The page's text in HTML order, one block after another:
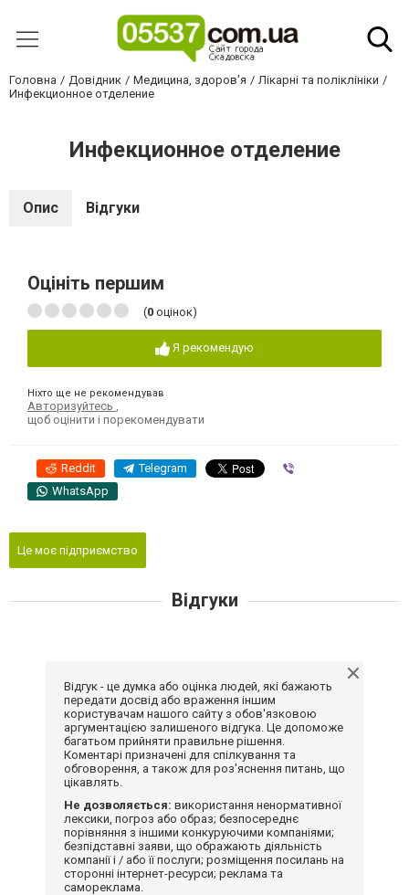
Головна Довідник Медицина, здоров'я
Лікарні та поліклініки
Инфекционное отделение
Инфекционное отделение
Опис Відгуки
Оцініть першим
(0 оцінок)
Я рекомендую
Ніхто ще не рекомендував
Авторизуйтесь
щоб оцінити і порекомендувати
Reddit Telegram
WhatsApp
Це моє підприємство
Відгуки
Відгук - це думка або оцінка людей, які бажають
передати досвід або враження іншим
користувачам нашого сайту з обов'язковою
аргументацією залишеного відгука. Це допоможе
багатьом прийняти правильне рішення.
Коментарі призначені для спілкування та
обговорення, а також для роз'яснення питань, що
цікавлять.
Не дозволяється: використання ненормативної
лексики, погроз або образ; безпосереднє
порівняння з іншими конкуруючими компаніями;
безпідставні заяви, що ображають діяльність
компанії і / або її послуги; розміщення посилань на
сторонні інтернет-ресурси; реклама та
самореклама.